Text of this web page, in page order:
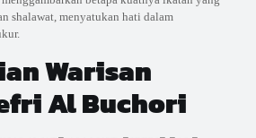
shalawat, menyatukan hati dalam
Warisan
Al Buchori